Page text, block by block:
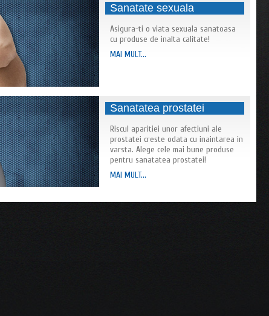
Sanatate sexuala
Asigura-ti o viata sexuala sanatoasa
cu produse de inalta calitate!
MAI MULT...
Sanatatea prostatei
Riscul aparitiei unor afectiuni ale
prostatei creste odata cu inaintarea in
varsta. Alege cele mai bune produse
pentru sanatatea prostatei!
MAI MULT...